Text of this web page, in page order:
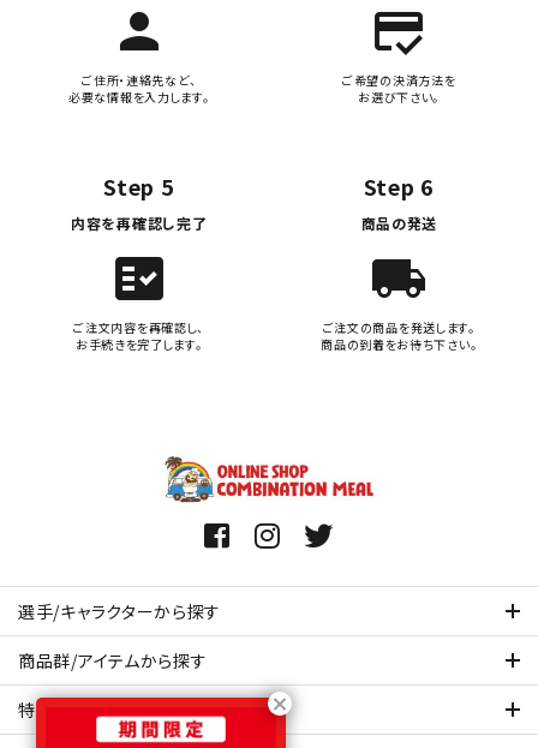
person
ご住所・連絡先など、
必要な情報を入力します。
credit_score
ご希望の決済方法を
お選び下さい。
Step 5
内容を再確認し完了
fact_check
ご注文内容を再確認し、
お手続きを完了します。
Step 6
商品の発送
local_shipping
ご注文の商品を発送します。
商品の到着をお待ち下さい。
選手/キャラクターから探す
商品群/アイテムから探す
特集ページを見てみる